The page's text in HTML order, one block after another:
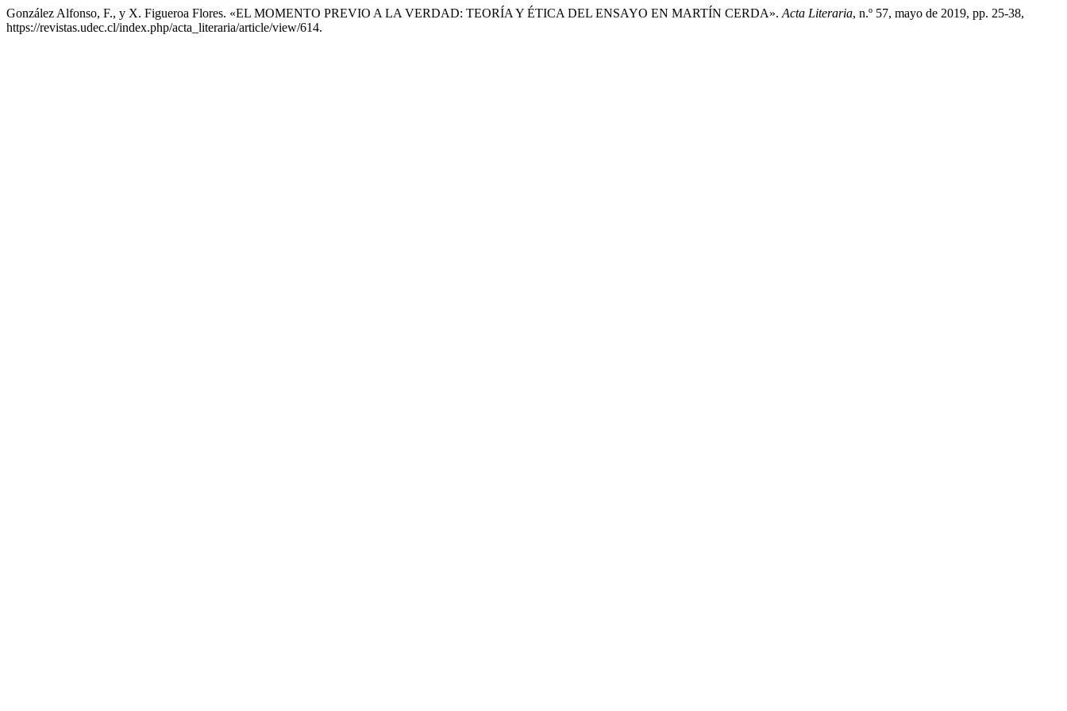
González Alfonso, F., y X. Figueroa Flores. «EL MOMENTO PREVIO A LA VERDAD: TEORÍA Y ÉTICA DEL ENSAYO EN MARTÍN CERDA». Acta Literaria, n.º 57, mayo de 2019, pp. 25-38,
https://revistas.udec.cl/index.php/acta_literaria/article/view/614.